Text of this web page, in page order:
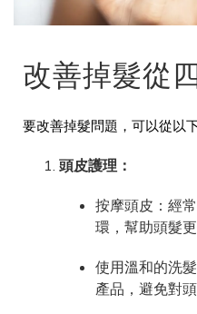
改善掉髮從
要改善掉髮問題，可以從以
頭皮護理：
按摩頭皮：經
環，幫助頭髮更
使用溫和的洗
產品，避免對